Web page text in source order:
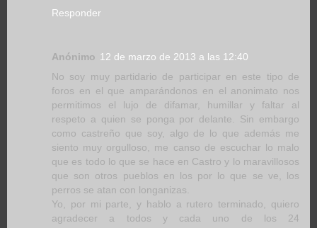
Responder
Anónimo 12 de marzo de 2013 a las 12:40
No soy muy partidario de participar en este tipo de
foros en el que amparándonos en el anonimato nos
permitimos el lujo de difamar, humillar y faltar al
respeto a quien se ponga por delante. Sin embargo
como castreño que soy, algo de lo que además me
siento muy orgulloso, me canso de escuchar lo malo
que es todo lo que se hace en Castro y lo maravillosos
que son otros pueblos en los por lo que se ve, los
perros se atan con longanizas.
Yo, por mi parte, y hablo a rutero terminado, quiero
agradecer a todos y cada uno de los 24